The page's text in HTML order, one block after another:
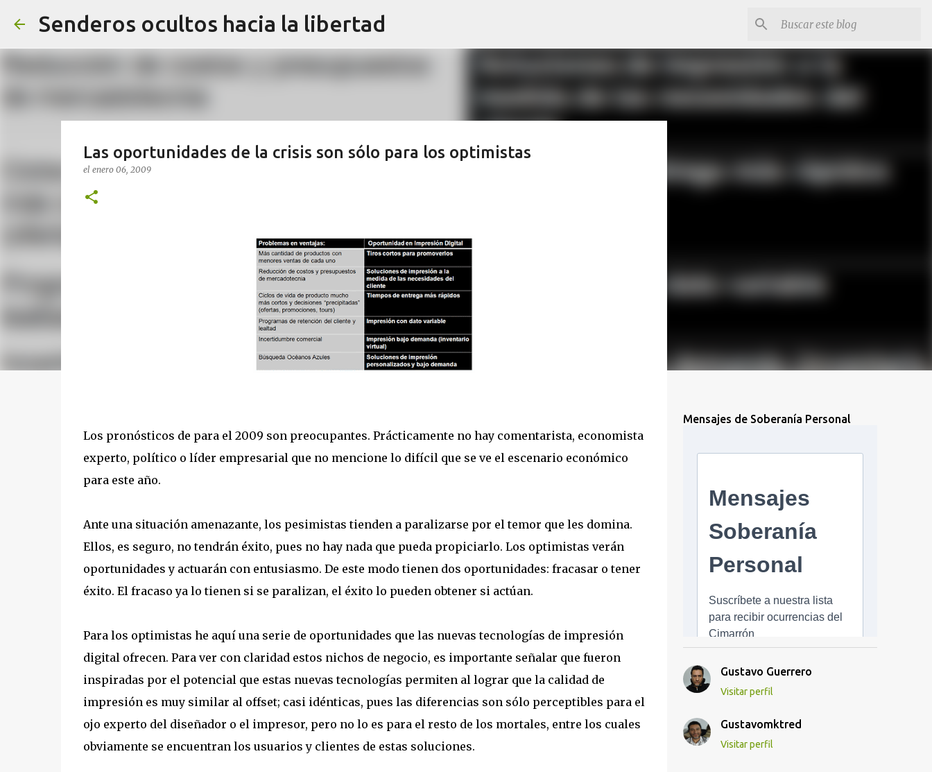
Senderos ocultos hacia la libertad
Las oportunidades de la crisis son sólo para los optimistas
el enero 06, 2009
Los pronósticos de para el 2009 son preocupantes. Prácticamente no hay comentarista, economista
experto, político o líder empresarial que no mencione lo difícil que se ve el escenario económico
para este año.
Ante una situación amenazante, los pesimistas tienden a paralizarse por el temor que les domina.
Ellos, es seguro, no tendrán éxito, pues no hay nada que pueda propiciarlo. Los optimistas verán
oportunidades y actuarán con entusiasmo. De este modo tienen dos oportunidades: fracasar o tener
éxito. El fracaso ya lo tienen si se paralizan, el éxito lo pueden obtener si actúan.
Para los optimistas he aquí una serie de oportunidades que las nuevas tecnologías de impresión
digital ofrecen. Para ver con claridad estos nichos de negocio, es importante señalar que fueron
inspiradas por el potencial que estas nuevas tecnologías permiten al lograr que la calidad de
impresión es muy similar al offset; casi idénticas, pues las diferencias son sólo perceptibles para el
ojo experto del diseñador o el impresor, pero no lo es para el resto de los mortales, entre los cuales
obviamente se encuentran los usuarios y clientes de estas soluciones.
Mensajes de Soberanía Personal
Gustavo Guerrero
Visitar perfil
Gustavomktred
Visitar perfil